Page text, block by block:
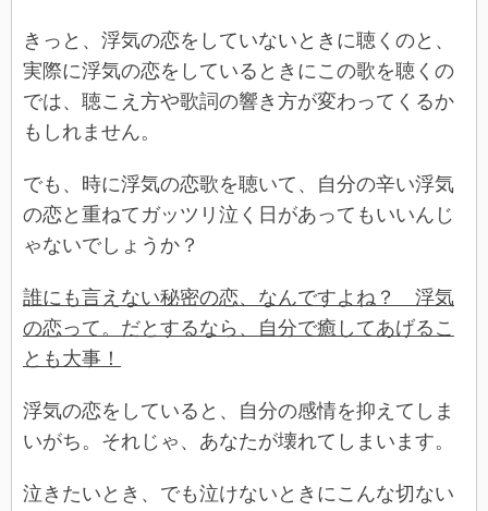
きっと、浮気の恋をしていないときに聴くのと、
実際に浮気の恋をしているときにこの歌を聴くの
では、聴こえ方や歌詞の響き方が変わってくるか
もしれません。
でも、時に浮気の恋歌を聴いて、自分の辛い浮気
の恋と重ねてガッツリ泣く日があってもいいんじ
ゃないでしょうか？
誰にも言えない秘密の恋、なんですよね？ 浮気
の恋って。だとするなら、自分で癒してあげるこ
とも大事！
浮気の恋をしていると、自分の感情を抑えてしま
いがち。それじゃ、あなたが壊れてしまいます。
泣きたいとき、でも泣けないときにこんな切ない